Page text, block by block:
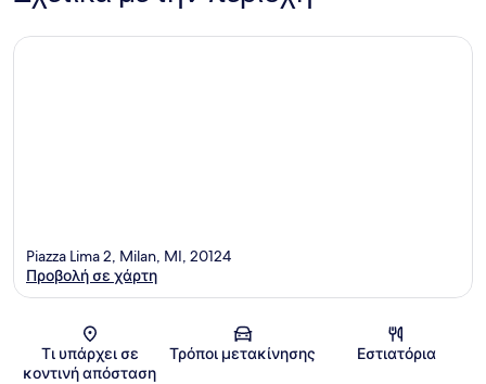
Χάρτης
Piazza Lima 2, Milan, MI, 20124
Προβολή σε χάρτη
Τι υπάρχει σε
κοντινή απόσταση
Τρόποι μετακίνησης Εστιατόρια